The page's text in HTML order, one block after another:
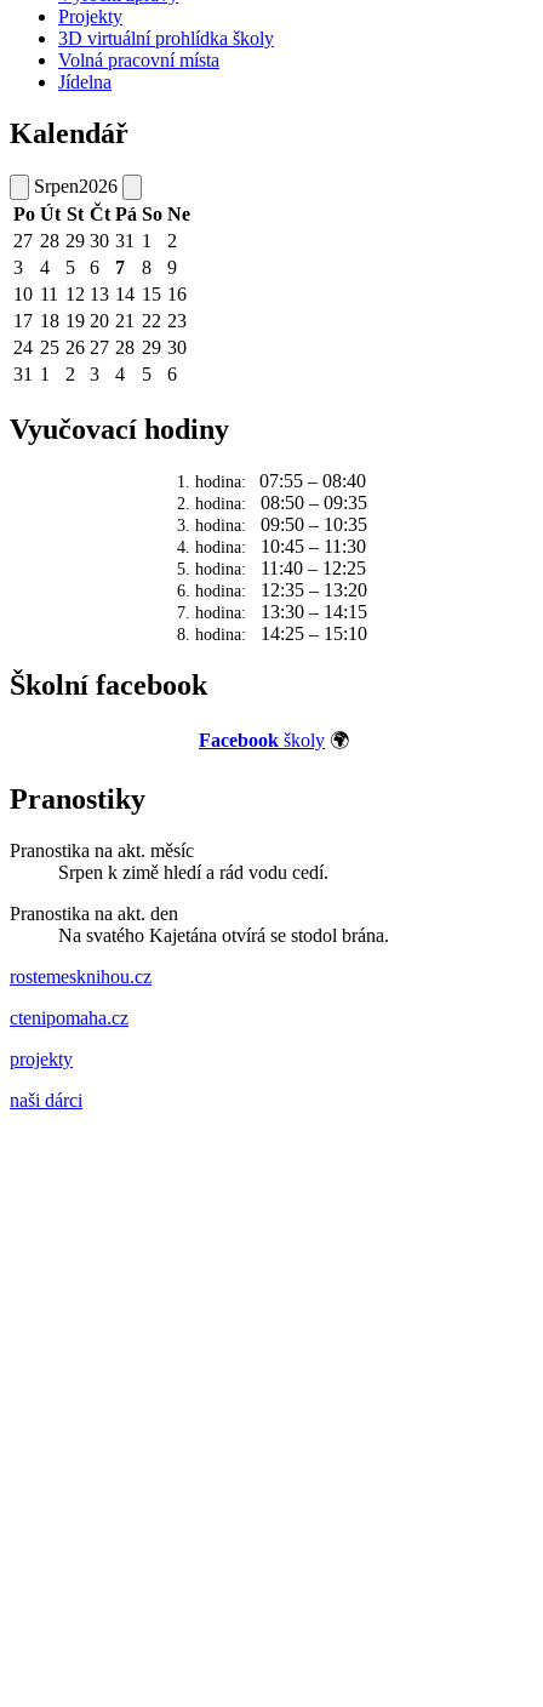
Projekty
3D virtuální prohlídka školy
Volná pracovní místa
Jídelna
Kalendář
Srpen2026
Po Út St Čt Pá So Ne
27 28 29 30 31 1
2
3
4 5 6 7 8
9
10 11 12 13 14 15 16
17 18 19 20 21 22 23
24 25 26 27 28 29 30
31 1 2 3 4 5 6
Vyučovací hodiny
1. hodina: 07:55 – 08:40
2. hodina: 08:50 – 09:35
3. hodina: 09:50 – 10:35
4. hodina: 10:45 – 11:30
5. hodina: 11:40 – 12:25
6. hodina: 12:35 – 13:20
7. hodina: 13:30 – 14:15
8. hodina: 14:25 – 15:10
Školní facebook
Facebook školy 🌍
Pranostiky
Pranostika na akt. měsíc
Srpen k zimě hledí a rád vodu cedí.
Pranostika na akt. den
Na svatého Kajetána otvírá se stodol brána.
rostemesknihou.cz
ctenipomaha.cz
projekty
naši dárci